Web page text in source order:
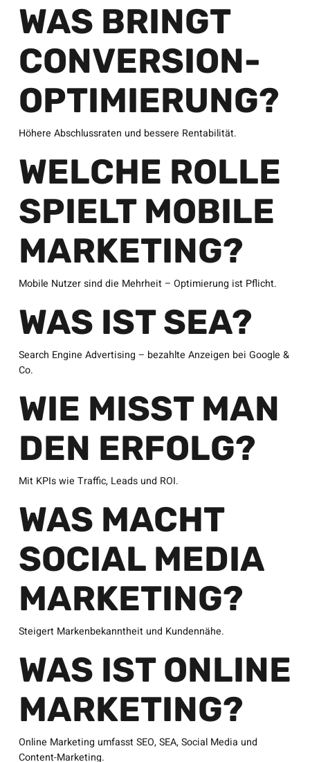
WAS BRINGT
CONVERSION-
OPTIMIERUNG?
Höhere Abschlussraten und bessere Rentabilität.
WELCHE ROLLE
SPIELT MOBILE
MARKETING?
Mobile Nutzer sind die Mehrheit – Optimierung ist Pflicht.
WAS IST SEA?
Search Engine Advertising – bezahlte Anzeigen bei Google &
Co.
WIE MISST MAN
DEN ERFOLG?
Mit KPIs wie Traffic, Leads und ROI.
WAS MACHT
SOCIAL MEDIA
MARKETING?
Steigert Markenbekanntheit und Kundennähe.
WAS IST ONLINE
MARKETING?
Online Marketing umfasst SEO, SEA, Social Media und
Content-Marketing.